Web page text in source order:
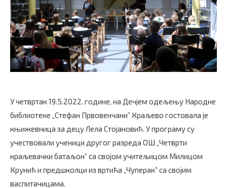
У четвртак 19.5.2022. године, на Дечјем одељењу Народне
библиотеке „Стефан Првовенчани” Краљево гостовала је
књижевница за децу Лела Стојановић. У програму су
учествовали ученици другог разреда ОШ „Четврти
краљевачки батаљон” са својом учитељицом Милицом
Крунић и предшколци из вртића „Чуперак” са својим
васпитачицама.